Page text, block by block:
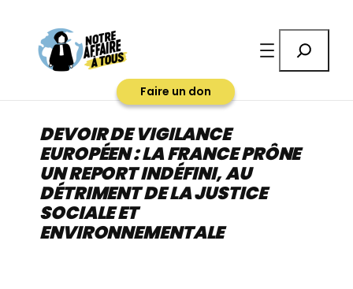
contenu
Faire un don
DEVOIR DE VIGILANCE
EUROPÉEN : LA FRANCE PRÔNE
UN REPORT INDÉFINI, AU
DÉTRIMENT DE LA JUSTICE
SOCIALE ET
ENVIRONNEMENTALE